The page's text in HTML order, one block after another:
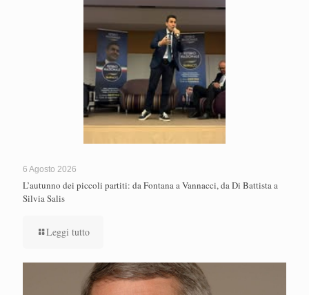
6 Agosto 2026
L’autunno dei piccoli partiti: da Fontana a Vannacci, da Di Battista a
Silvia Salis
Leggi tutto